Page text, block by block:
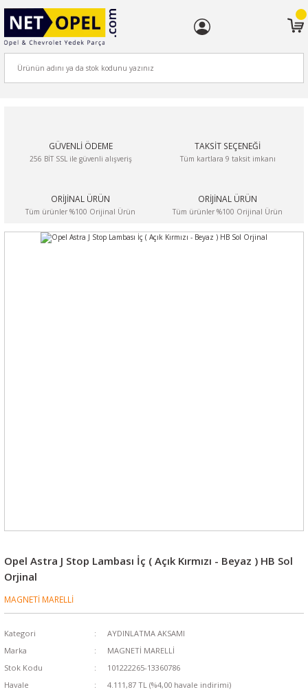
GÜVENLİ ÖDEME
256 BİT SSL ile güvenli alışveriş
TAKSİT SEÇENEĞİ
Tüm kartlara 9 taksit imkanı
ORİJİNAL ÜRÜN
Tüm ürünler %100 Orijinal Ürün
ORİJİNAL ÜRÜN
Tüm ürünler %100 Orijinal Ürün
Opel Astra J Stop Lambası İç ( Açık Kırmızı - Beyaz ) HB Sol
Orjinal
MAGNETİ MARELLİ
Kategori
AYDINLATMA AKSAMI
Marka
MAGNETİ MARELLİ
Stok Kodu
101222265-13360786
Havale
4.111,87 TL (%4,00 havale indirimi)